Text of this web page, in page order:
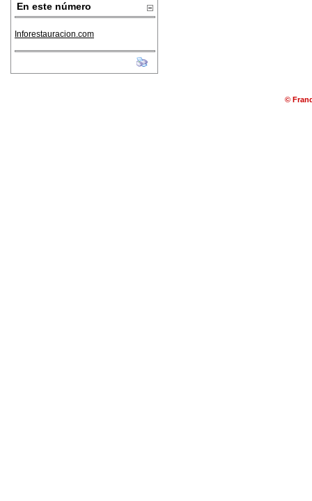
En este número
Inforestauracion.com
©